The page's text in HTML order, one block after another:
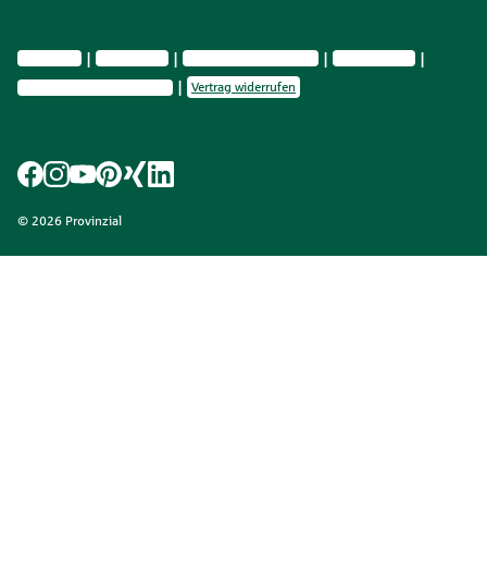
Impressum Datenschutz Vermittlerinformationen
Nachhaltig­keit
Privatsphäre-Einstellungen
Vertrag widerrufen